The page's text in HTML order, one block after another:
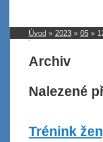
Úvod » 2023» 05»
Archiv
Nalezené
Trénink